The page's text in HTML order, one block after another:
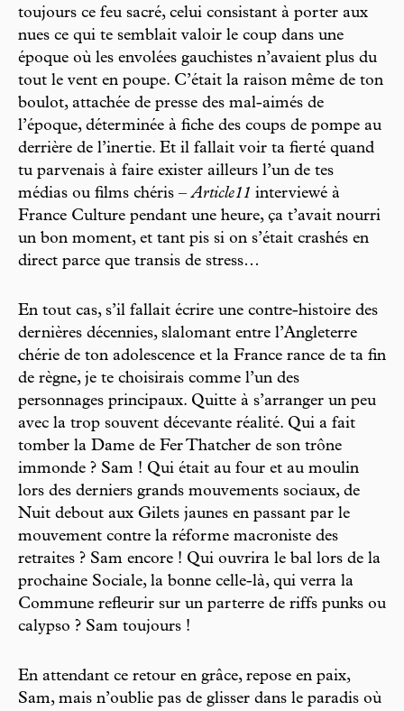
toujours ce feu sacré, celui consistant à porter aux
nues ce qui te semblait valoir le coup dans une
époque où les envolées gauchistes n’avaient plus du
tout le vent en poupe. C’était la raison même de ton
boulot, attachée de presse des mal-aimés de
l’époque, déterminée à fiche des coups de pompe au
derrière de l’inertie. Et il fallait voir ta fierté quand
tu parvenais à faire exister ailleurs l’un de tes
médias ou films chéris –Article11 interviewé à
France Culture pendant une heure, ça t’avait nourri
un bon moment, et tant pis si on s’était crashés en
direct parce que transis de stress…
En tout cas, s’il fallait écrire une contre-histoire des
dernières décennies, slalomant entre l’Angleterre
chérie de ton adolescence et la France rance de ta fin
de règne, je te choisirais comme l’un des
personnages principaux. Quitte à s’arranger un peu
avec la trop souvent décevante réalité. Qui a fait
tomber la Dame de Fer Thatcher de son trône
immonde ? Sam ! Qui était au four et au moulin
lors des derniers grands mouvements sociaux, de
Nuit debout aux Gilets jaunes en passant par le
mouvement contre la réforme macroniste des
retraites ? Sam encore ! Qui ouvrira le bal lors de la
prochaine Sociale, la bonne celle-là, qui verra la
Commune refleurir sur un parterre de riffs punks ou
calypso ? Sam toujours !
En attendant ce retour en grâce, repose en paix,
Sam, mais n’oublie pas de glisser dans le paradis où